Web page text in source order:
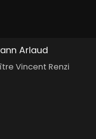
Arlaud
Vincent Renzi